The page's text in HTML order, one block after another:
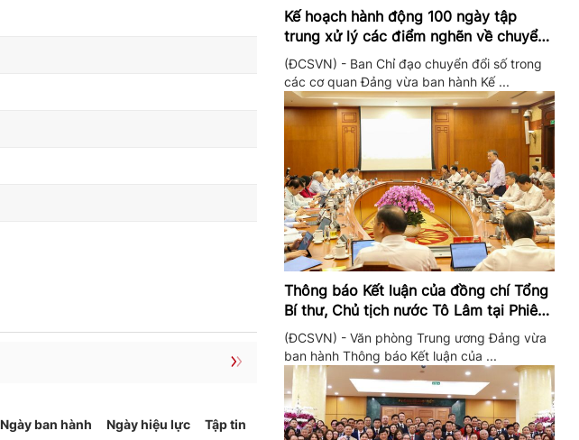
Ngày ban hành Ngày hiệu lực Tập tin
Kế hoạch hành động 100 ngày tập
trung xử lý các điểm nghẽn về chuyển
đổi số trong các cơ quan Đảng
(ĐCSVN) - Ban Chỉ đạo chuyển đổi số trong
các cơ quan Đảng vừa ban hành Kế ...
Thông báo Kết luận của đồng chí Tổng
Bí thư, Chủ tịch nước Tô Lâm tại Phiên
họp Ban Chỉ đạo Trung ương thực hiện
Nghị quyết 57
(ĐCSVN) - Văn phòng Trung ương Đảng vừa
ban hành Thông báo Kết luận của ...